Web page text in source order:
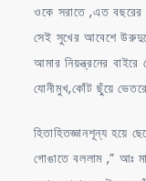
ওকে সরাতে ,এত বছরের
সেই সুখের আবেশে
আমার নিয়ন্ত্রনের
যোনীমুখ,কোঁট ছুঁয়ে
হিতাহিতজ্ঞানশূন্য হয়ে
গোঙাতে বললাম ,” আঃ